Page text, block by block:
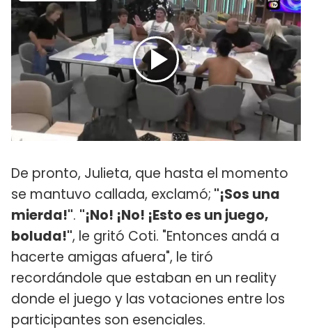
De pronto, Julieta, que hasta el momento
se mantuvo callada, exclamó; "¡Sos una
mierda!". "¡No! ¡No! ¡Esto es un juego,
boluda!", le gritó Coti. "Entonces andá a
hacerte amigas afuera", le tiró
recordándole que estaban en un reality
donde el juego y las votaciones entre los
participantes son esenciales.